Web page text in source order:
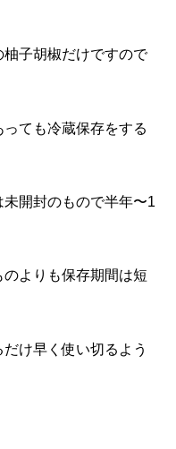
子胡椒だけですので
ても冷蔵保存をする
開封のもので半年〜1
よりも保存期間は短
け早く使い切るよう